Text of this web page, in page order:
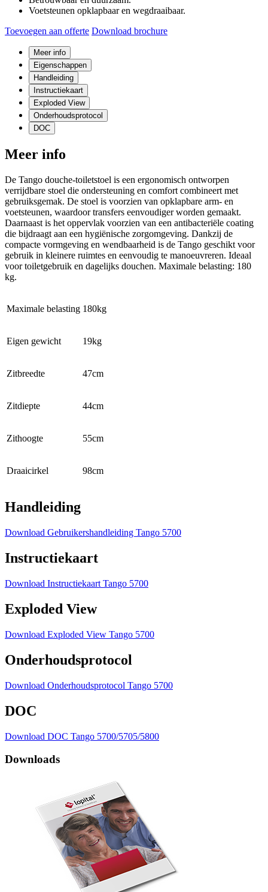
Voetsteunen opklapbaar en wegdraaibaar.
Toevoegen aan offerte Download brochure
Meer info
Eigenschappen
Handleiding
Instructiekaart
Exploded View
Onderhoudsprotocol
DOC
Meer info
De Tango douche-toiletstoel is een ergonomisch ontworpen
verrijdbare stoel die ondersteuning en comfort combineert met
gebruiksgemak. De stoel is voorzien van opklapbare arm- en
voetsteunen, waardoor transfers eenvoudiger worden gemaakt.
Daarnaast is het oppervlak voorzien van een antibacteriële coating
die bijdraagt aan een hygiënische zorgomgeving. Dankzij de
compacte vormgeving en wendbaarheid is de Tango geschikt voor
gebruik in kleinere ruimtes en eenvoudig te manoeuvreren. Ideaal
voor toiletgebruik en dagelijks douchen. Maximale belasting: 180
kg.
Maximale belasting 180kg
Eigen gewicht 19kg
Zitbreedte 47cm
Zitdiepte 44cm
Zithoogte 55cm
Draaicirkel 98cm
Handleiding
Download Gebruikershandleiding Tango 5700
Instructiekaart
Download Instructiekaart Tango 5700
Exploded View
Download Exploded View Tango 5700
Onderhoudsprotocol
Download Onderhoudsprotocol Tango 5700
DOC
Download DOC Tango 5700/5705/5800
Downloads